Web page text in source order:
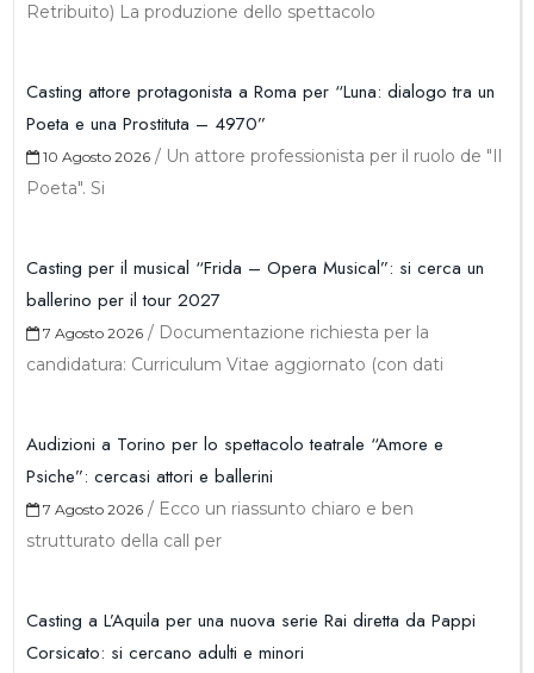
Retribuito) La produzione dello spettacolo
Casting attore protagonista a Roma per “Luna: dialogo tra un
Poeta e una Prostituta – 4970”
10 Agosto 2026 / Un attore professionista per il ruolo de "Il
Poeta". Si
Casting per il musical “Frida – Opera Musical”: si cerca un
ballerino per il tour 2027
7 Agosto 2026 / Documentazione richiesta per la
candidatura: Curriculum Vitae aggiornato (con dati
Audizioni a Torino per lo spettacolo teatrale “Amore e
Psiche”: cercasi attori e ballerini
7 Agosto 2026 / Ecco un riassunto chiaro e ben
strutturato della call per
Casting a L’Aquila per una nuova serie Rai diretta da Pappi
Corsicato: si cercano adulti e minori